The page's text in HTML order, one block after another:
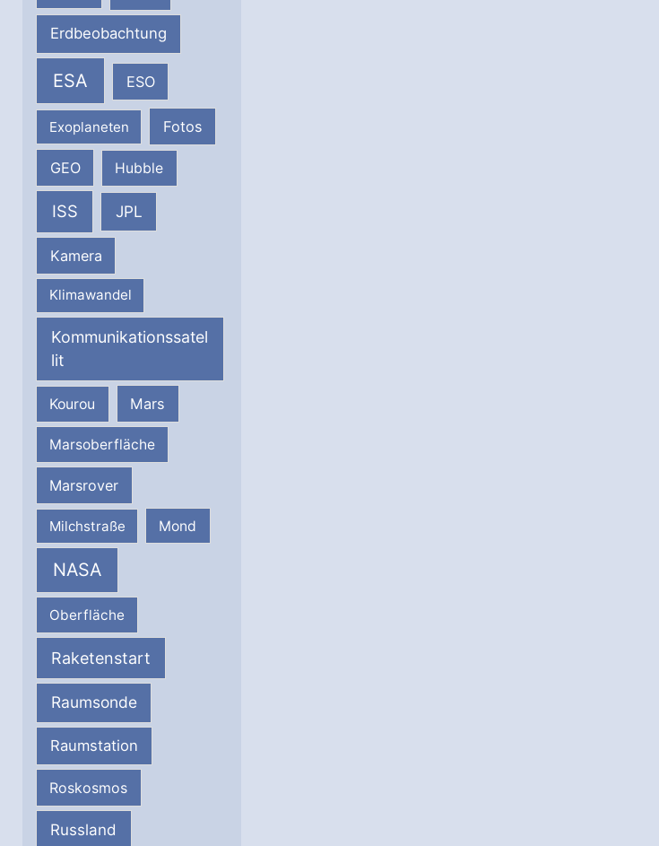
Erdbeobachtung
ESA ESO
Exoplaneten Fotos
GEO Hubble
ISS JPL
Kamera
Klimawandel
Kommunikationssatel
lit
Kourou Mars
Marsoberfläche
Marsrover
Milchstraße Mond
NASA
Oberfläche
Raketenstart
Raumsonde
Raumstation
Roskosmos
Russland